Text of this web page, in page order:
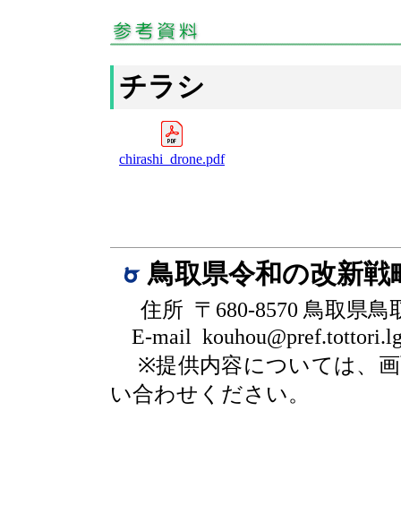
チラシ
chirashi_drone.pdf
鳥取県令和の改新
住所 〒680-8570 鳥取県鳥
E-mail
※提供内容については、
い合わせください。